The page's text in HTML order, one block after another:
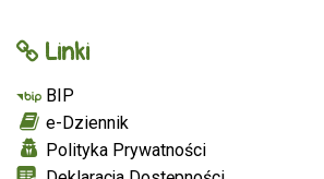
Linki
BIP
e-Dziennik
Polityka Prywatności